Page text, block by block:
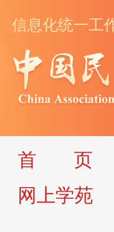
信息化统一工
首 页
网上学苑